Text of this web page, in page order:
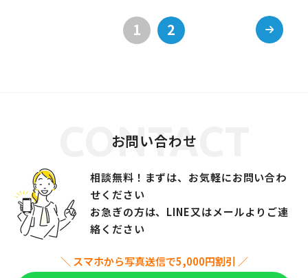
1 2
お問い合わせ
CONTACT
相談無料！まずは、お気軽にお問い合わ
せください
お急ぎの方は、LINE又はメールよりご連
絡ください
＼ スマホから写真送信で5,000円割引 ／